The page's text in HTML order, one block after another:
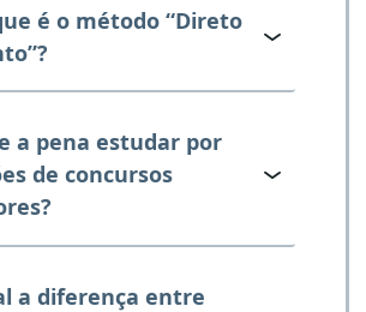
é o método “Direto
a pena estudar por
de concursos
a diferença entre